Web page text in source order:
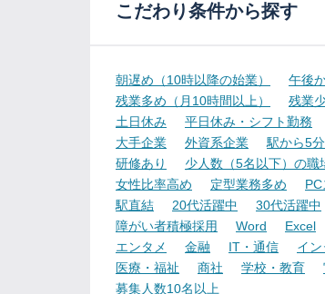
こだわり条件から探す
朝遅め（10時以降の始業） 午後
残業多め（月10時間以上）
残業
土日休み
平日休み・シフト勤務
大手企業
外資系企業 駅から5
研修あり
少人数（5名以下）の職
女性比率高め
定型業務多め
駅直結
20代活躍中 30代活躍中
障がい者積極採用
Word Excel
エンタメ
金融 IT・通信 イ
医療・福祉
商社 学校・教育
募集人数10名以上